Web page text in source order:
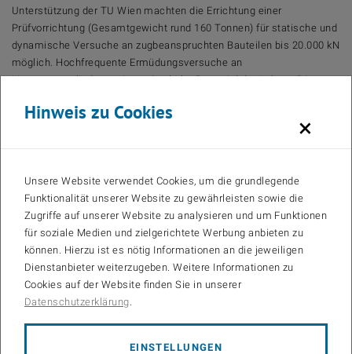
Unterstützung der TU Wien machten die Errichtung einer
Prüfvorrichtung (Gesamtgewicht rund 160 Tonnen) für statische und
dynamische Versuche an zugbeanspruchten Bauteilen bis 20.000 kN
möglich. Hochfrequente Ermüdungsversuche an
Litzenspanngliedern zeigten das hohe Potential der Anlage. Die
zugbeanspruchte Bauteile, sondern auch für biegebeanspruchte
Praxistauglichkeit. Mit der neuen Prüfmethode sind erstmals
Dauerschwingversuche mit mehr als zwei Millionen Lastwechseln
auch bei großen Bauteilen wirtschaftlich möglich. Forschung auf
dem Gebiet der Ermüdungsfestigkeit kann für reale Tragstrukturen
somit in einem völlig neuen Rahmen durchgeführt werden. Die TU
Wien verfügt mit der vorhandenen Prüfvorrichtung über eine
leistungsstarke Einrichtung und kann damit als starker Partner für
andere universitäre Einrichtungen oder auch externe Auftraggeber
auftreten.
×
Hinweis zu Cookies
Unsere Website verwendet Cookies, um die grundlegende
Funktionalität unserer Website zu gewährleisten sowie die
Zugriffe auf unserer Website zu analysieren und um Funktionen
für soziale Medien und zielgerichtete Werbung anbieten zu
können. Hierzu ist es nötig Informationen an die jeweiligen
Dienstanbieter weiterzugeben. Weitere Informationen zu
Cookies auf der Website finden Sie in unserer
Datenschutzerklärung
EINSTELLUNGEN